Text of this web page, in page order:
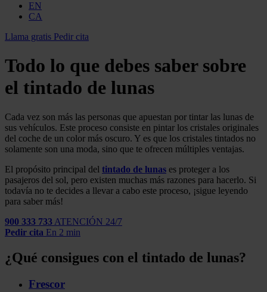
EN
CA
Llama gratis Pedir cita
Todo lo que debes saber sobre
el tintado de lunas
Cada vez son más las personas que apuestan por tintar las lunas de
sus vehículos. Este proceso consiste en pintar los cristales originales
del coche de un color más oscuro. Y es que los cristales tintados no
solamente son una moda, sino que te ofrecen múltiples ventajas.
El propósito principal del tintado de lunas es proteger a los
pasajeros del sol, pero existen muchas más razones para hacerlo. Si
todavía no te decides a llevar a cabo este proceso, ¡sigue leyendo
para saber más!
900 333 733 ATENCIÓN 24/7
Pedir cita En 2 min
¿Qué consigues con el tintado de lunas?
Frescor